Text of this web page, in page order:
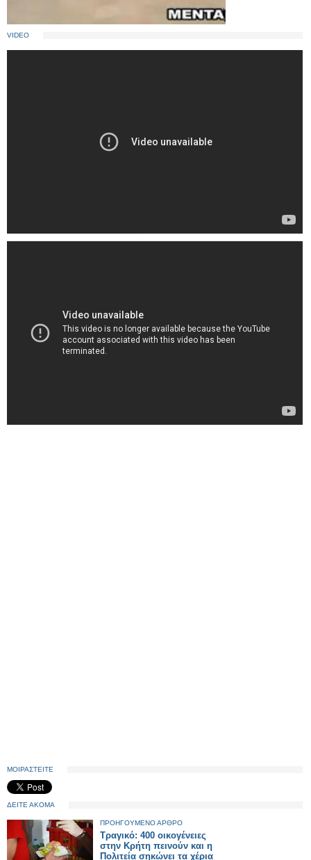
VIDEO
ΜΟΙΡΑΣΤΕΙΤΕ
ΔΕΙΤΕ ΑΚΟΜΑ
ΠΡΟΗΓΟΥΜΕΝΟ ΑΡΘΡΟ
Τραγικό: 400 οικογένειες
στην Κρήτη πεινούν και η
Πολιτεία σηκώνει τα χέρια